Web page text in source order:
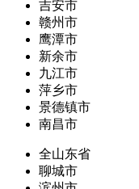
吉安市
赣州市
鹰潭市
新余市
九江市
萍乡市
景德镇市
南昌市
全山东省
聊城市